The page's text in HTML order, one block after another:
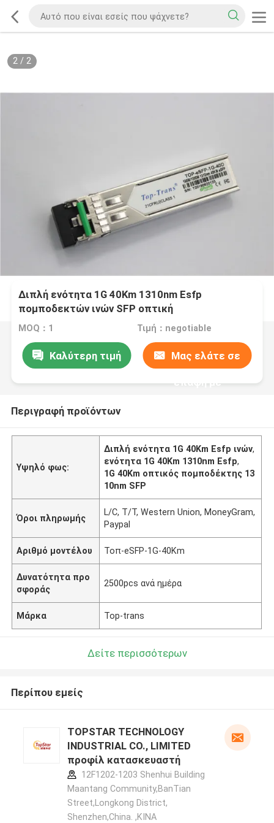
2/ 2
Διπλή ενότητα 1G 40Km 1310nm Esfp
πομποδεκτών ινών SFP οπτική
MOQ：1 Τιμή：negotiable
Καλύτερη τιμή Μας ελάτε σε
επαφή με
Περιγραφή προϊόντων
Υψηλό φως:
Διπλή ενότητα 1G 40Km Esfp ινών,
ενότητα 1G 40Km 1310nm Esfp,
1G 40Km οπτικός πομποδέκτης 13
10nm SFP
Όροι πληρωμής
L/C, T/T, Western Union, MoneyGram,
Paypal
Αριθμό μοντέλου Τοπ-eSFP-1G-40Km
Δυνατότητα προ
σφοράς
2500pcs ανά ημέρα
Μάρκα Top-trans
Δείτε περισσότερων
Περίπου εμείς
TOPSTAR TECHNOLOGY
INDUSTRIAL CO., LIMITED
προφίλ κατασκευαστή
12F1202-1203 Shenhui Building
Maantang Community,BanTian
Street,Longkong District,
Shenzhen,China. ,ΚΙΝΑ